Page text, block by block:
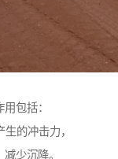
包括：
的冲击力，
少沉降。